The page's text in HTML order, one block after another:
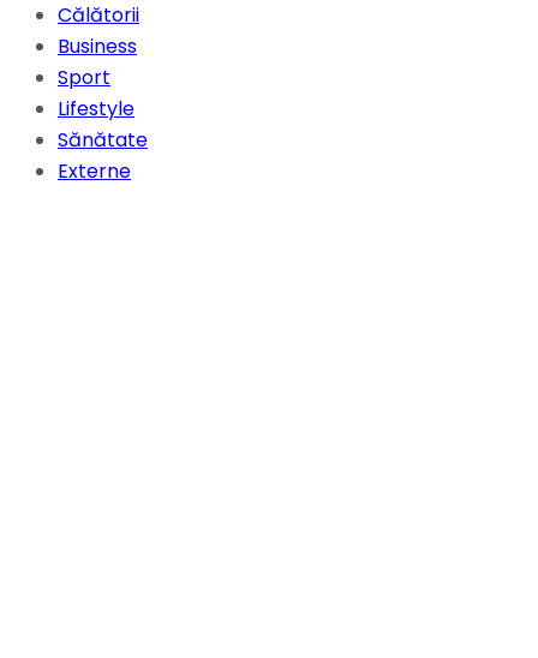
Călătorii
Business
Sport
Lifestyle
Sănătate
Externe